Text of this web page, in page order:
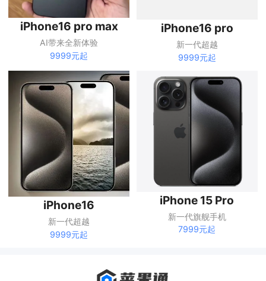
iPhone16 pro max
AI带来全新体验
9999元起
新一代超越
9999元起
iPhone16
新一代超越
9999元起
iPhone 15 Pro
新一代旗舰手机
7999元起